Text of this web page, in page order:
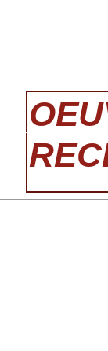
cultura arte 1997-